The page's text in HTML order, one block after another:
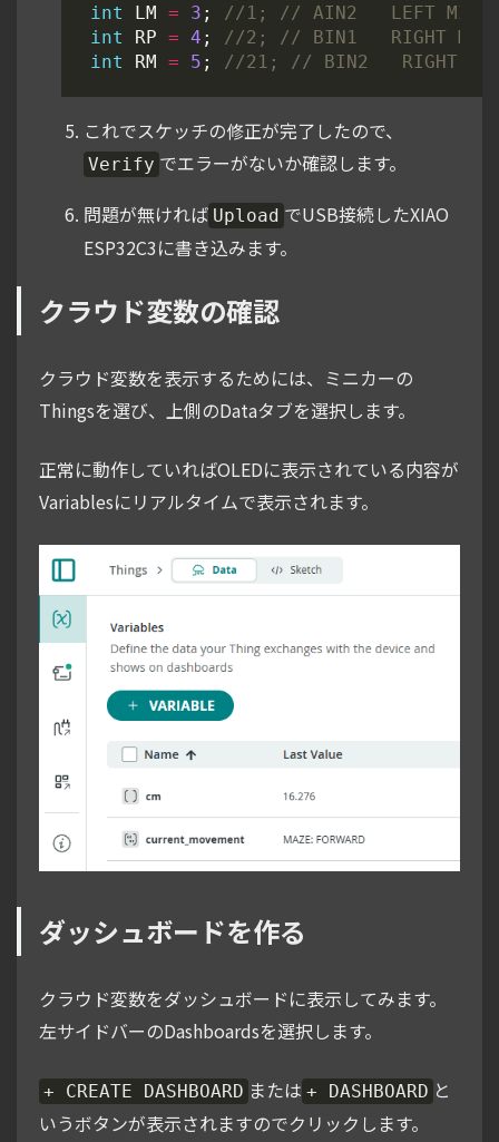
int
LM = 3 ;
int
RP = 4 ;
int
RM = 5 ;
これでスケッチの修正が完了したので、
Verify でエラーがないか確認します。
問題が無ければ Upload でUSB接続したXIAO
ESP32C3に書き込みます。
クラウド変数の確認
クラウド変数を表示するためには、ミニカーの
Thingsを選び、上側のDataタブを選択します。
正常に動作していればOLEDに表示されている内容が
Variablesにリアルタイムで表示されます。
ダッシュボードを作る
クラウド変数をダッシュボードに表示してみます。
左サイドバーのDashboardsを選択します。
+ CREATE DASHBOARD または + DASHBOARD と
いうボタンが表示されますのでクリックします。